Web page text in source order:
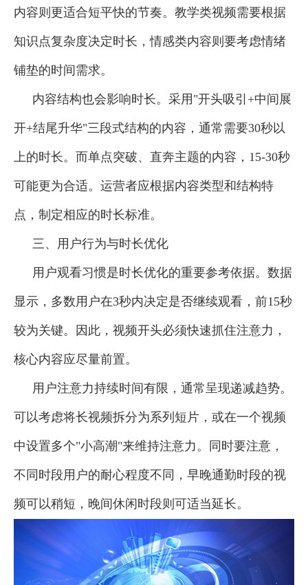
内容则更适合短平快的节奏。教学类视频需要根据
知识点复杂度决定时长，情感类内容则要考虑情绪
铺垫的时间需求。
内容结构也会影响时长。采用"开头吸引+中间展
开+结尾升华"三段式结构的内容，通常需要30秒以
上的时长。而单点突破、直奔主题的内容，15-30秒
可能更为合适。运营者应根据内容类型和结构特
点，制定相应的时长标准。
三、用户行为与时长优化
用户观看习惯是时长优化的重要参考依据。数据
显示，多数用户在3秒内决定是否继续观看，前15秒
较为关键。因此，视频开头必须快速抓住注意力，
核心内容应尽量前置。
用户注意力持续时间有限，通常呈现递减趋势。
可以考虑将长视频拆分为系列短片，或在一个视频
中设置多个"小高潮"来维持注意力。同时要注意，
不同时段用户的耐心程度不同，早晚通勤时段的视
频可以稍短，晚间休闲时段则可适当延长。